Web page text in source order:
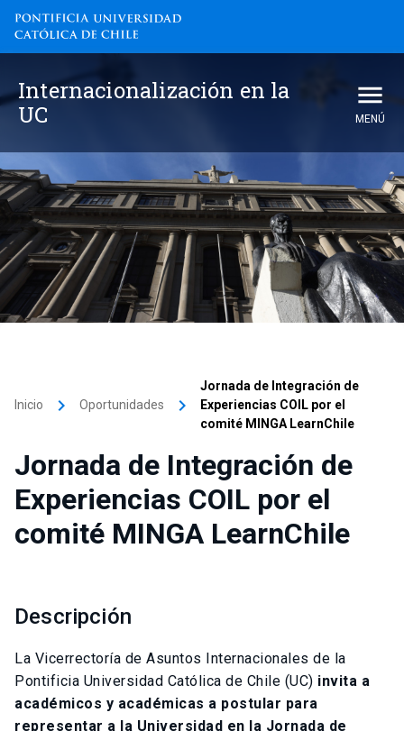
Internacionalización en la
UC
MENÚ
Inicio keyboard_arrow_right Oportunidades keyboard_arrow_right
Jornada de Integración de
Experiencias COIL por el
comité MINGA LearnChile
Jornada de Integración de
Experiencias COIL por el
comité MINGA LearnChile
Descripción
La Vicerrectoría de Asuntos Internacionales de la
Pontificia Universidad Católica de Chile (UC) invita a
académicos y académicas a postular para
representar a la Universidad en la Jornada de